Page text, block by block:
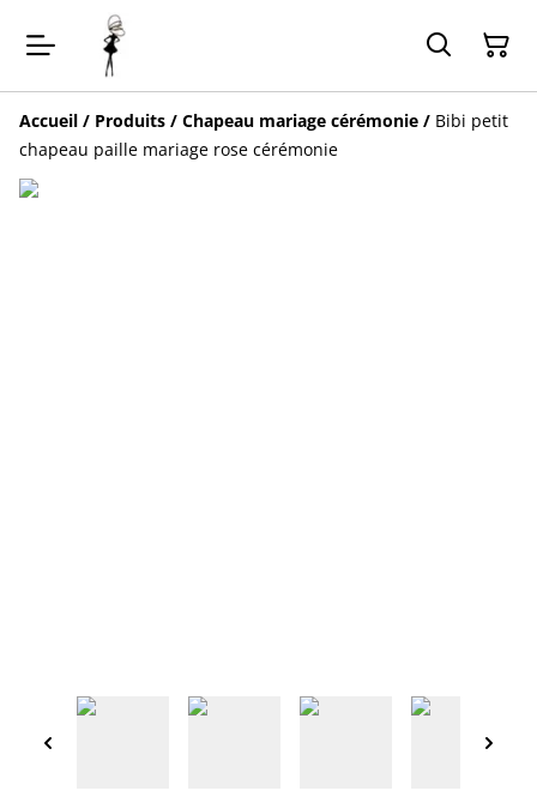
Accueil / Produits / Chapeau mariage cérémonie / Bibi petit
chapeau paille mariage rose cérémonie